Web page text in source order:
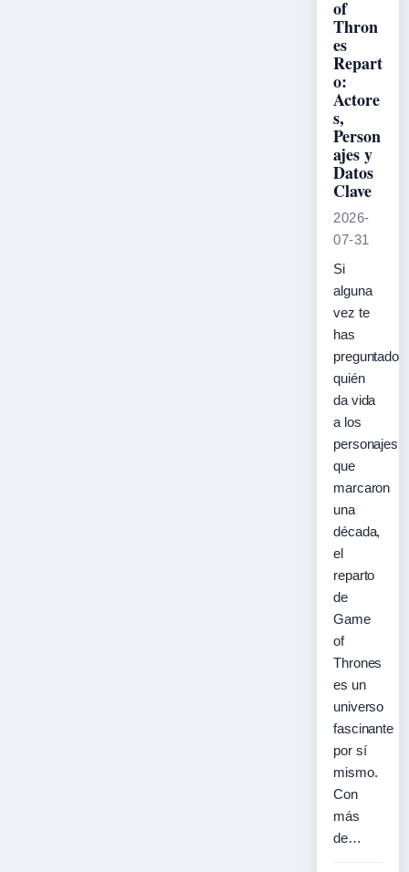
of
Thron
es
Repart
o:
Actore
s,
Person
ajes y
Datos
Clave
2026-
07-31
Si
alguna
vez te
has
preguntado
quién
da vida
a los
personajes
que
marcaron
una
década,
el
reparto
de
Game
of
Thrones
es un
universo
fascinante
por sí
mismo.
Con
más
de…